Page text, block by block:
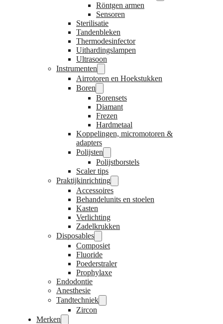
Röntgen armen
Sensoren
Sterilisatie
Tandenbleken
Thermodesinfector
Uithardingslampen
Ultrasoon
Instrumenten
Airrotoren en Hoekstukken
Boren
Borensets
Diamant
Frezen
Hardmetaal
Koppelingen, micromotoren &
adapters
Polijsten
Polijstborstels
Scaler tips
Praktijkinrichting
Accessoires
Behandelunits en stoelen
Kasten
Verlichting
Zadelkrukken
Disposables
Composiet
Fluoride
Poederstraler
Prophylaxe
Endodontie
Anesthesie
Tandtechniek
Zircon
Merken